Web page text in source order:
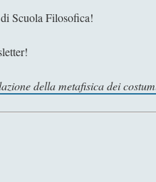
di Scuola Filosofica!
della metafisica dei